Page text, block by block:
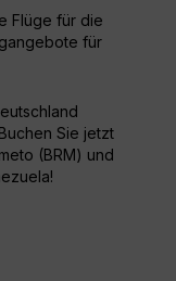
Flüge für die
für
Sie jetzt
(BRM) und